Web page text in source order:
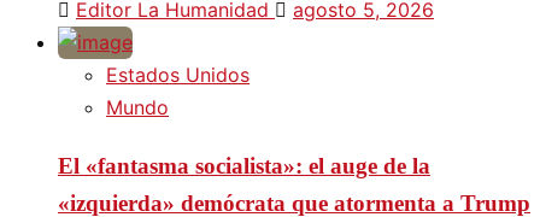
Editor La Humanidad agosto 5, 2026
Estados Unidos
Mundo
El «fantasma socialista»: el auge de la
«izquierda» demócrata que atormenta a Trump